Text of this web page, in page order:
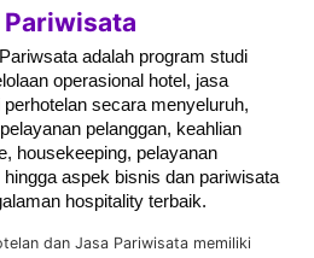
adalah program studi
operasional hotel, jasa
secara menyeluruh,
pelanggan, keahlian
housekeeping, pelayanan
aspek bisnis dan pariwisata
hospitality terbaik.
dan Jasa Pariwisata memiliki